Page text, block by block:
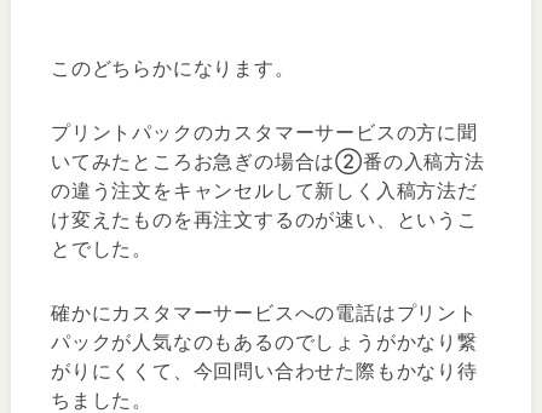
このどちらかになります。
プリントパックのカスタマーサービスの方に聞
いてみたところお急ぎの場合は②番の入稿方法
の違う注文をキャンセルして新しく入稿方法だ
け変えたものを再注文するのが速い、というこ
とでした。
確かにカスタマーサービスへの電話はプリント
パックが人気なのもあるのでしょうがかなり繋
がりにくくて、今回問い合わせた際もかなり待
ちました。